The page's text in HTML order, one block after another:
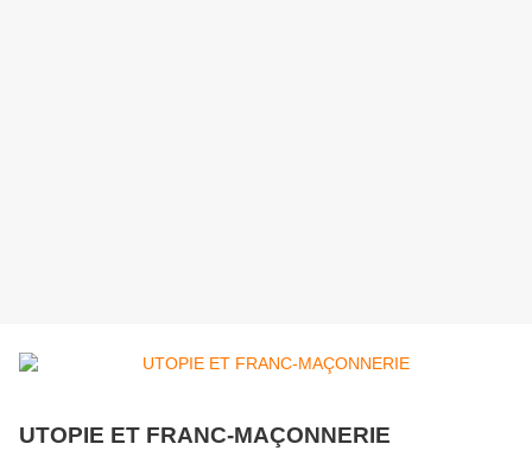
UTOPIE ET FRANC-MAÇONNERIE